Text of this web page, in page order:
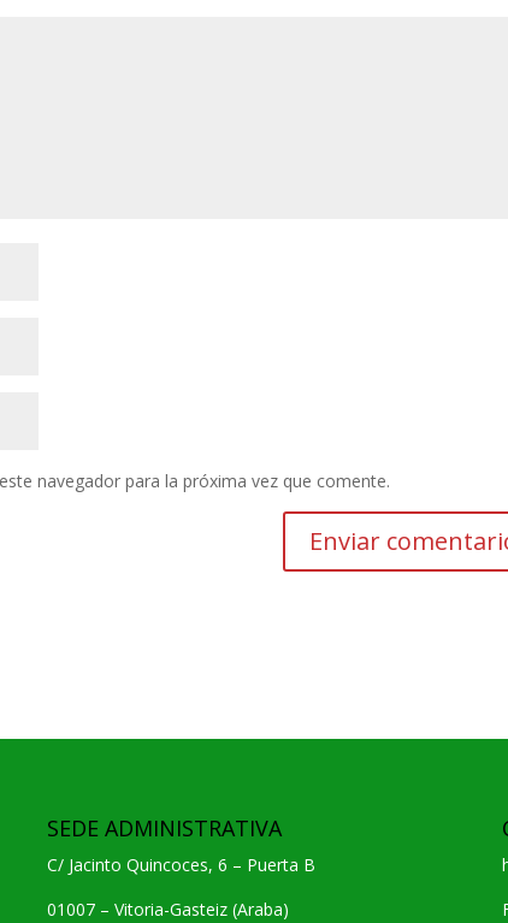
navegador para la próxima vez que comente.
SEDE ADMINISTRATIVA
C/ Jacinto Quincoces, 6 – Puerta B
01007 – Vitoria-Gasteiz (Araba)